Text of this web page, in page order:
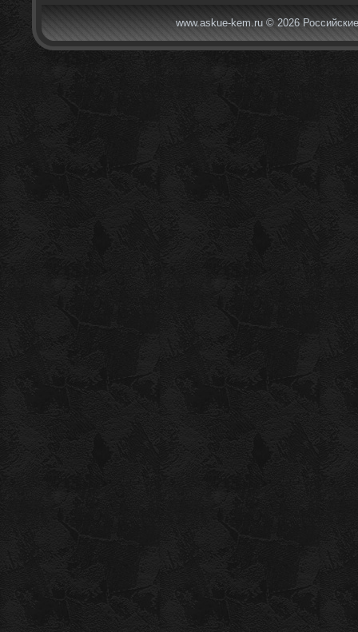
www.askue-kem.ru © 2026